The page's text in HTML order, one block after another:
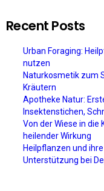
Recent Posts
Urban Foraging:
nutzen
Naturkosmetik zum
Kräutern
Apotheke Natur:
Insektenstichen,
Von der Wiese in die
heilender Wirkung
Heilpflanzen und
Unterstützung bei